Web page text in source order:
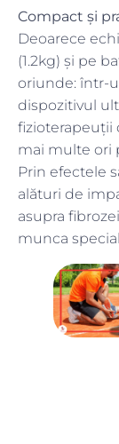
Compact și
Deoarece
(1.2kg) și pe
oriunde: într-
dispozitivul
fizioterapeuții
mai multe ori
Prin efectele
alături de
asupra
munca